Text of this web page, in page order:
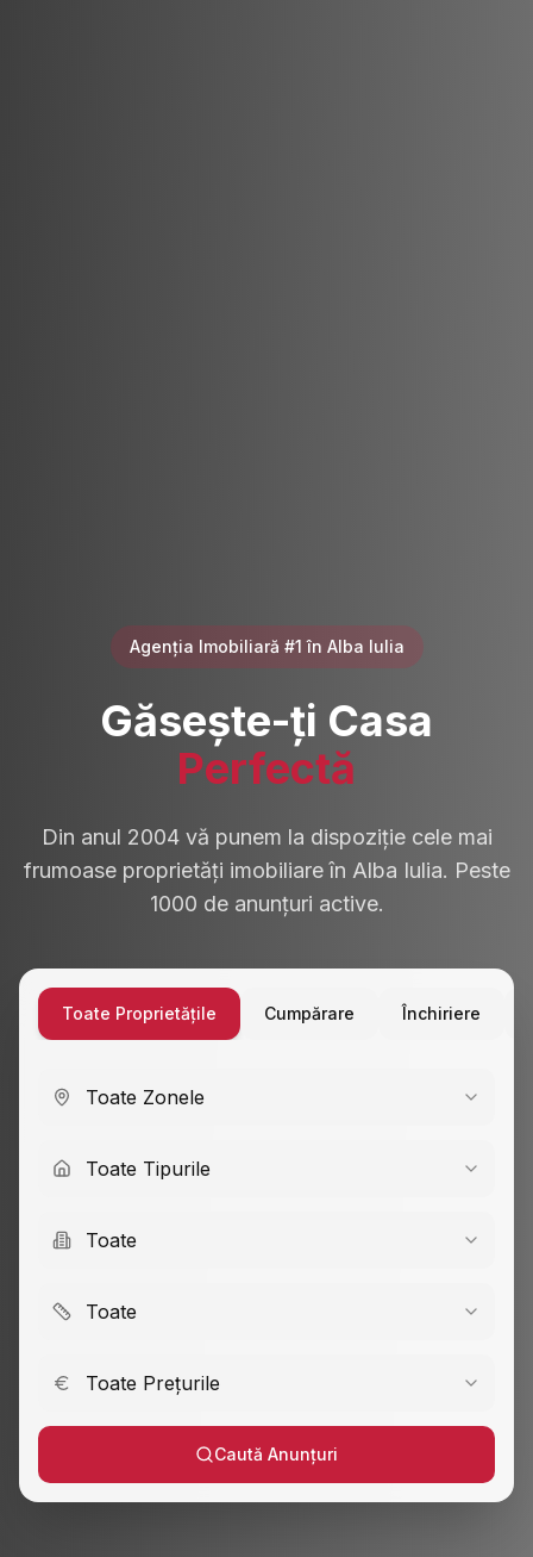
Agenția Imobiliară #1 în Alba Iulia
Găsește-ți Casa
Perfectă
Din anul 2004 vă punem la dispoziție cele mai
frumoase proprietăți imobiliare în Alba Iulia. Peste
1000 de anunțuri active.
Toate Proprietățile Cumpărare Închiriere
Toate Zonele
Toate Tipurile
Toate
Toate
Toate Prețurile
Caută Anunțuri